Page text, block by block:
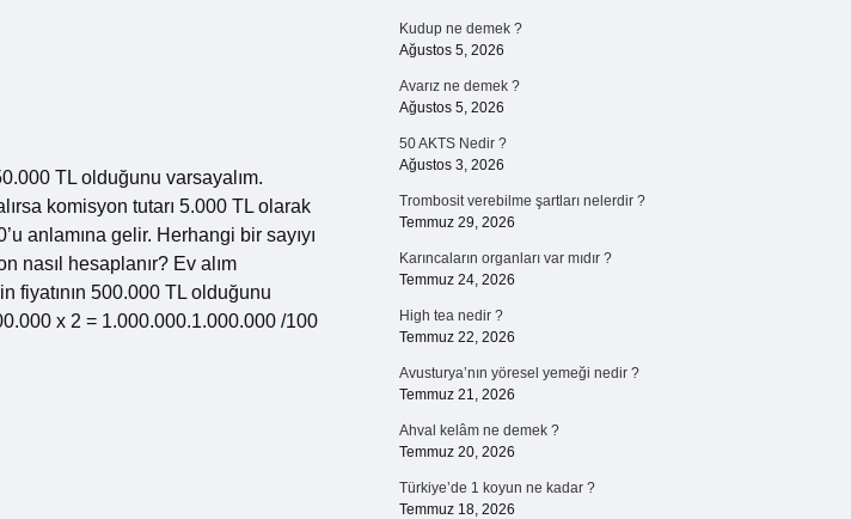
TL olduğunu varsayalım.
komisyon tutarı 5.000 TL olarak
anlamına gelir. Herhangi bir sayıyı
nasıl hesaplanır? Ev alım
fiyatının 500.000 TL olduğunu
x 2 = 1.000.000.1.000.000 /100
Kudup ne demek ?
Ağustos 5, 2026
Avarız ne demek ?
Ağustos 5, 2026
50 AKTS Nedir ?
Ağustos 3, 2026
Trombosit verebilme şartları nelerdir ?
Temmuz 29, 2026
Karıncaların organları var mıdır ?
Temmuz 24, 2026
High tea nedir ?
Temmuz 22, 2026
Avusturya’nın yöresel yemeği nedir ?
Temmuz 21, 2026
Ahval kelâm ne demek ?
Temmuz 20, 2026
Türkiye’de 1 koyun ne kadar ?
Temmuz 18, 2026